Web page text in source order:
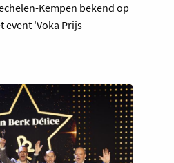
Kempen bekend op
event 'Voka Prijs